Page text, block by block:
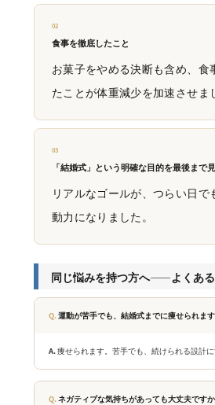
02
食事を徹底したこと
お菓子をやめる決断も含め、食
たことが体重減少を加速させま
03
「結婚式」という明確な目的を最後まで
リアルなゴールが、つらい日で
動力になりました。
同じ悩みを持つ方へ——よくあ
運動が苦手でも、結婚式までに痩せられま
痩せられます。苦手でも、続けられる設計に
ネガティブな気持ちがあっても大丈夫です